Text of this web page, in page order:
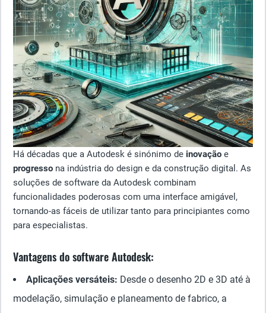
Há décadas que a Autodesk é sinónimo de inovação e
progresso na indústria do design e da construção digital. As
soluções de software da Autodesk combinam
funcionalidades poderosas com uma interface amigável,
tornando-as fáceis de utilizar tanto para principiantes como
para especialistas.
Vantagens do software Autodesk:
Aplicações versáteis: Desde o desenho 2D e 3D até à
modelação, simulação e planeamento de fabrico, a